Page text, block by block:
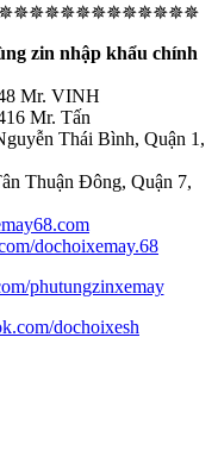
zin nhập khẩu chính
Mr. VINH
Mr. Tấn
Thái Bình, Quận 1,
Thuận Đông, Quận 7,
dochoixemay.68
phutungzinxemay
dochoixesh